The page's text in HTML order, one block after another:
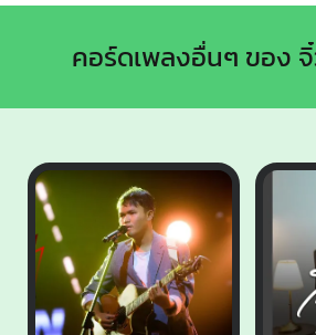
คอร์ดเพลงอื่นๆ ของ